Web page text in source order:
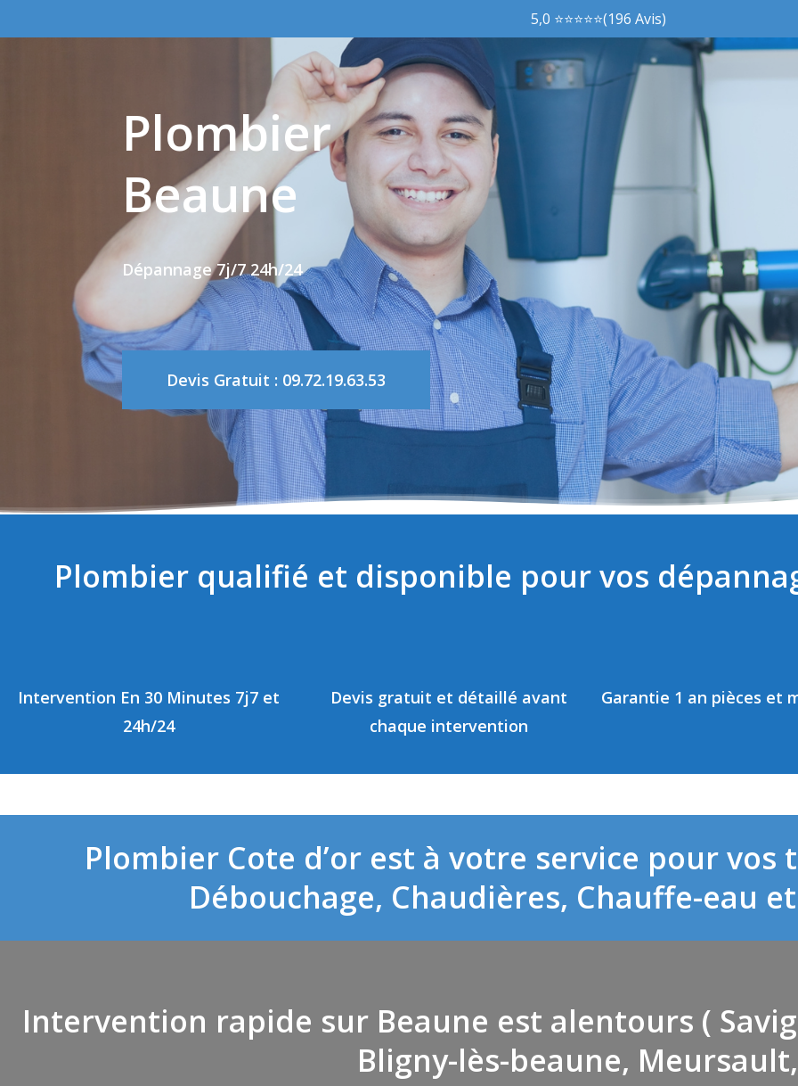
to
5,0 ⭐⭐⭐⭐⭐(196 Avis)
Plombier
Beaune
Dépannage 7j/7 24h/24
Devis Gratuit : 09.72.19.63.53
Plombier qualifié et disponible pour vos
Intervention En 30 Minutes 7j7 et
24h/24
Devis gratuit et détaillé avant
chaque intervention
Garantie 1 an pièces et
Plombier Cote d’or est à votre service pour
Débouchage, Chaudières, Chauffe-eau
Intervention rapide sur Beaune est alentours (
Bligny-lès-beaune,